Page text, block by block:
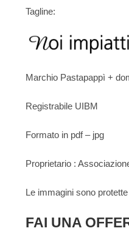
Tagline:
Marchio Pastapappì +
Registrabile UIBM
Formato in pdf – jpg
Proprietario :
Le immagini sono
FAI UNA